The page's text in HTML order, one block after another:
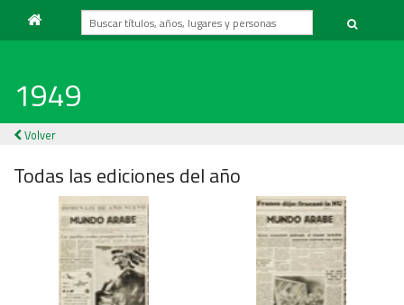
1949
Volver
Todas las ediciones del año